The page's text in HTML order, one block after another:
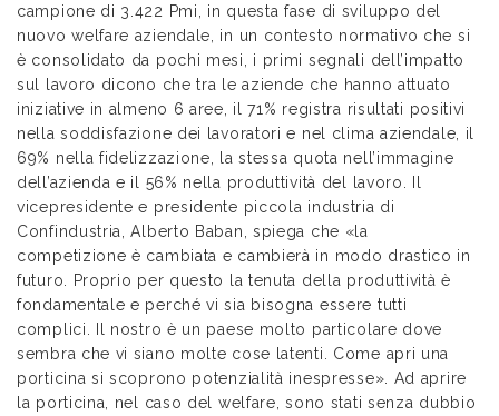
campione di 3.422 Pmi, in questa fase di sviluppo del
nuovo welfare aziendale, in un contesto normativo che si
è consolidato da pochi mesi, i primi segnali dell’impatto
sul lavoro dicono che tra le aziende che hanno attuato
iniziative in almeno 6 aree, il 71% registra risultati positivi
nella soddisfazione dei lavoratori e nel clima aziendale, il
69% nella fidelizzazione, la stessa quota nell’immagine
dell’azienda e il 56% nella produttività del lavoro. Il
vicepresidente e presidente piccola industria di
Confindustria, Alberto Baban, spiega che «la
competizione è cambiata e cambierà in modo drastico in
futuro. Proprio per questo la tenuta della produttività è
fondamentale e perché vi sia bisogna essere tutti
complici. Il nostro è un paese molto particolare dove
sembra che vi siano molte cose latenti. Come apri una
porticina si scoprono potenzialità inespresse». Ad aprire
la porticina, nel caso del welfare, sono stati senza dubbio